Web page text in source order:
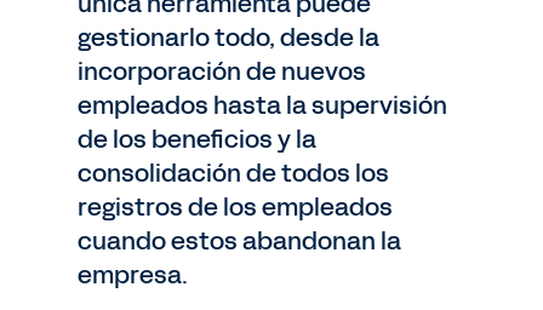
gestionarlo todo, desde la
incorporación de nuevos
empleados hasta la supervisión
de los beneficios y la
consolidación de todos los
registros de los empleados
cuando estos abandonan la
empresa.